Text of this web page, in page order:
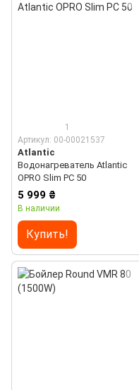
1
Артикул: 00-00021537
Atlantic
Водонагреватель Atlantic
OPRO Slim PC 50
5 999 ₴
В наличии
Купить!